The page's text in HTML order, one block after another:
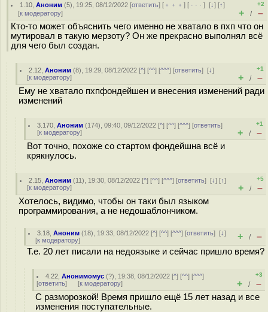
1.10 ,Аноним (5), 19:25, 08/12/2022 [ответить] [ ﹢﹢﹢] [ · · ·][↓] [↑]
[к модератору]
+2
+ / –
Кто-то может объяснить чего именно не хватало в пхп что он
мутировал в такую мерзоту? Он же прекрасно выполнял всё
для чего был создан.
2.12 ,Аноним (8), 19:29, 08/12/2022 [^] [^^] [^^^] [ответить][↓]
[к модератору]
+1
+ / –
Ему не хватало пхпфондейшен и внесения изменений ради
изменений
3.170 ,Аноним (174), 09:40, 09/12/2022 [^] [^^] [^^^] [ответить]
[к модератору]
+1
+ / –
Вот точно, похоже со стартом фондейшна всё и
крякнулось.
2.15 ,Аноним (11), 19:30, 08/12/2022 [^] [^^] [^^^] [ответить][↓] [↑]
[к модератору]
+5
+ / –
Хотелось, видимо, чтобы он таки был языком
программирования, а не недошаблончиком.
3.18 ,Аноним (18), 19:33, 08/12/2022 [^] [^^] [^^^] [ответить][↓]
[к модератору] + / –
Т.е. 20 лет писали на недоязыке и сейчас пришло время?
4.22 ,Анонимомус (?), 19:38, 08/12/2022 [^] [^^] [^^^]
[ответить] [к модератору]
+3
+ / –
С разморозкой! Время пришло ещё 15 лет назад и все
изменения поступательные.